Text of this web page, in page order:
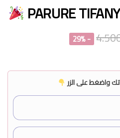
PARURE
- 29%
واضغط على الزر